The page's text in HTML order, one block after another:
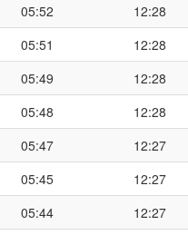
05:52 12:28
05:51 12:28
05:49 12:28
05:48 12:28
05:47 12:27
05:45 12:27
05:44 12:27